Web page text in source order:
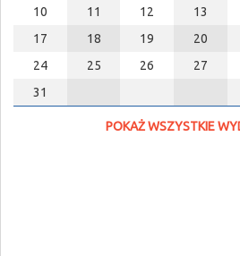
10
11 12 13
17
18 19 20
24
25 26 27
31
POKAŻ WSZYSTKIE